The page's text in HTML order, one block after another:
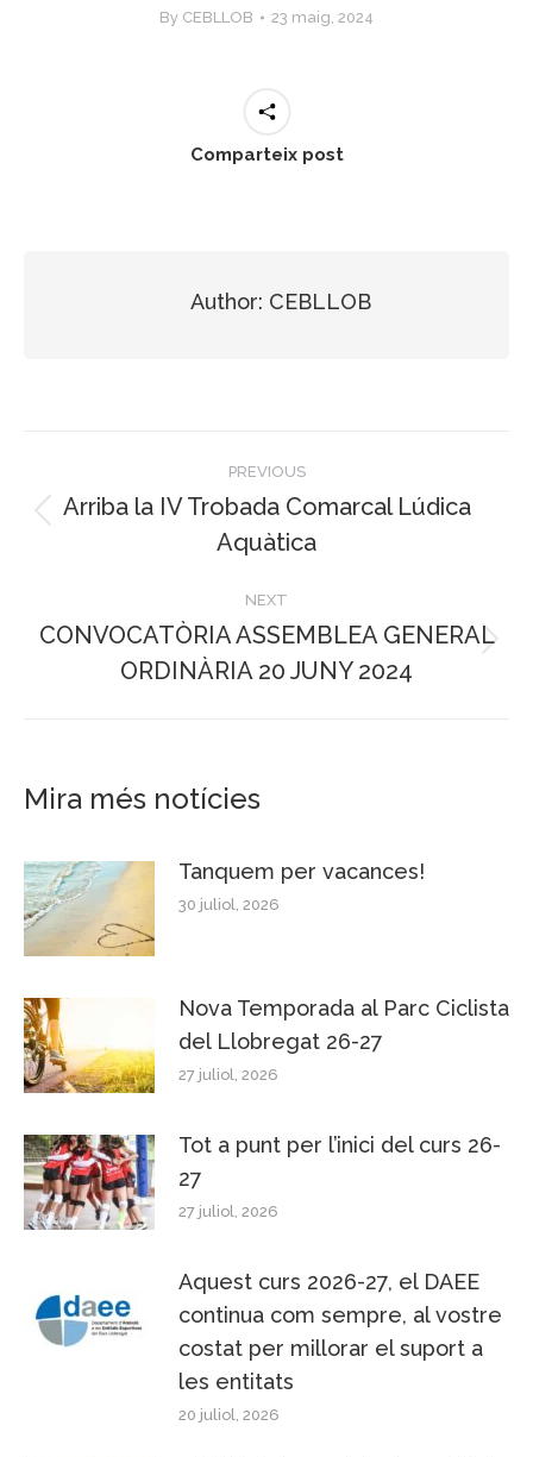
By CEBLLOB 23 maig, 2024
Comparteix post
Author: CEBLLOB
navigation
PREVIOUS
post:
Arriba la IV Trobada Comarcal Lúdica
Aquàtica
NEXT
post:
CONVOCATÒRIA ASSEMBLEA GENERAL
ORDINÀRIA 20 JUNY 2024
Mira més notícies
Tanquem per vacances!
30 juliol, 2026
Nova Temporada al Parc Ciclista
del Llobregat 26-27
27 juliol, 2026
Tot a punt per l’inici del curs 26-
27
27 juliol, 2026
Aquest curs 2026-27, el DAEE
continua com sempre, al vostre
costat per millorar el suport a
les entitats
20 juliol, 2026